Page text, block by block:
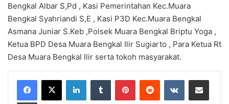
Bengkal Albar S,Pd , Kasi Pemerintahan Kec.Muara
Bengkal Syahriandi S,E , Kasi P3D Kec.Muara Bengkal
Asmana Juniar S.Keb ,Polsek Muara Bengkal Briptu Yoga ,
Ketua BPD Desa Muara Bengkal Ilir Sugiarto , Para Ketua Rt
Desa Muara Bengkal Ilir serta tokoh masyarakat.
LinkedInTumblr PinterestReddit VKontakteShare via Email
Print